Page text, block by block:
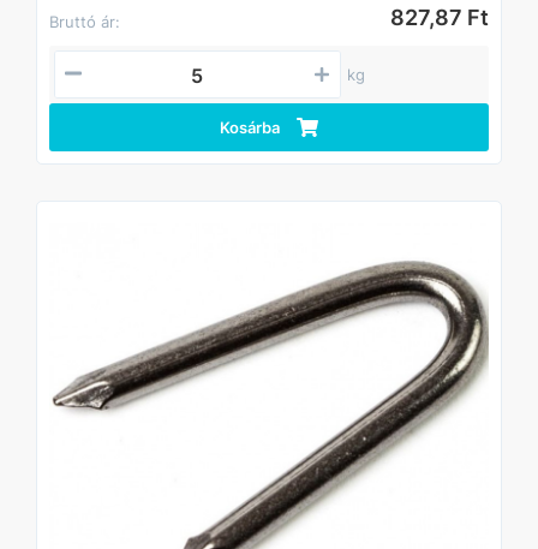
Bruttó ár: 827,87 Ft
kg
Kosárba